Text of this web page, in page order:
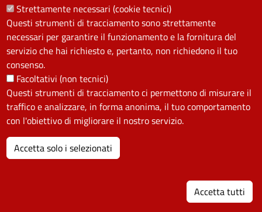
Strettamente necessari (cookie tecnici)
Questi strumenti di tracciamento sono strettamente
necessari per garantire il funzionamento e la fornitura del
servizio che hai richiesto e, pertanto, non richiedono il tuo
consenso.
Facoltativi (non tecnici)
Questi strumenti di tracciamento ci permettono di misurare il
traffico e analizzare, in forma anonima, il tuo comportamento
con l'obiettivo di migliorare il nostro servizio.
Accetta solo i selezionati
Accetta tutti
Amministrazione
trasparente
Note legali
Piano di miglioramento dei
servizi
Contatti
SEGUICI SU
Facebook
Instagram
YouTube
Telegram
WhatsApp
TwitterLinkedin
PRIVACY